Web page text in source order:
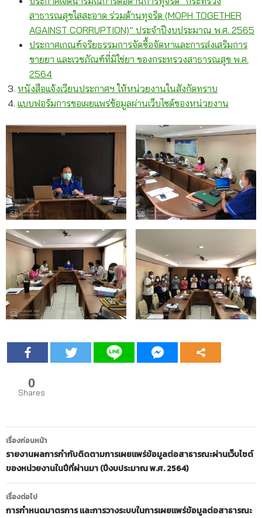
สาธารณสุขใสสะอาด ร่วมต้านทุจริต (MOPH TOGETHER
AGAINST CORRUPTION)” ประจำปีงบประมาณ พ.ศ. 2565
ประกาศเกณฑ์จริยธรรมการจัดซื้อจัดหาและการส่งเสริมการ
ขายยา และเวชภัณฑ์ที่มิใช่ยา ของกระทรวงสาธารณสุข พ.ศ.
2564
หนังสือแจ้งเวียนประกาศฯ ให้หน่วยงานในสังกัดทราบ
แบบฟอร์มการขอเผยแพร่ข้อมูลผ่านเว็บไซต์ของหน่วยงาน
0
Shares
เรื่องก่อนหน้า
รายงานผลการกำกับติดตามการเผยแพร่ข้อมูลต่อสาธารณะผ่านเว็บไซต์
ของหน่วยงานในปีที่ผ่านมา (ปีงบประมาณ พ.ศ. 2564)
เรื่องต่อไป
การกำหนดมาตรการ และการวางระบบในการเผยแพร่ข้อมูลต่อสาธารณะ